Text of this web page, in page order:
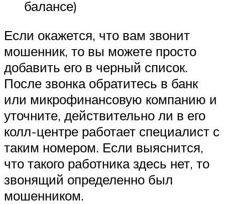
балансе)
Если окажется, что вам звонит
мошенник, то вы можете просто
добавить его в черный список.
После звонка обратитесь в банк
или микрофинансовую компанию и
уточните, действительно ли в его
колл-центре работает специалист с
таким номером. Если выяснится,
что такого работника здесь нет, то
звонящий определенно был
мошенником.